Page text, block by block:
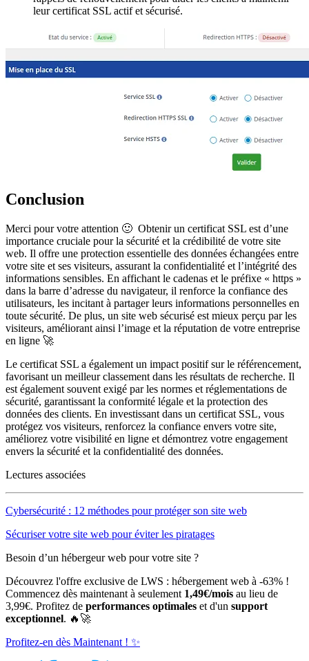
leur certificat SSL actif et sécurisé.
Conclusion
Merci pour votre attention 🙂 Obtenir un certificat SSL est d’une
importance cruciale pour la sécurité et la crédibilité de votre site
web. Il offre une protection essentielle des données échangées entre
votre site et ses visiteurs, assurant la confidentialité et l’intégrité des
informations sensibles. En affichant le cadenas et le préfixe « https »
dans la barre d’adresse du navigateur, il renforce la confiance des
utilisateurs, les incitant à partager leurs informations personnelles en
toute sécurité. De plus, un site web sécurisé est mieux perçu par les
visiteurs, améliorant ainsi l’image et la réputation de votre entreprise
en ligne 🚀
Le certificat SSL a également un impact positif sur le référencement,
favorisant un meilleur classement dans les résultats de recherche. Il
est également souvent exigé par les normes et réglementations de
sécurité, garantissant la conformité légale et la protection des
données des clients. En investissant dans un certificat SSL, vous
protégez vos visiteurs, renforcez la confiance envers votre site,
améliorez votre visibilité en ligne et démontrez votre engagement
envers la sécurité et la confidentialité des données.
Lectures associées
Cybersécurité : 12 méthodes pour protéger son site web
Sécuriser votre site web pour éviter les piratages
Besoin d’un hébergeur web pour votre site ?
Découvrez l'offre exclusive de LWS : hébergement web à -63% !
Commencez dès maintenant à seulement 1,49€/mois au lieu de
3,99€. Profitez de performances optimales et d'un support
exceptionnel. 🔥🚀
Profitez-en dès Maintenant ! ✨